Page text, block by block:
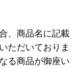
、商品名に記載
ただいておりま
る商品が御座い